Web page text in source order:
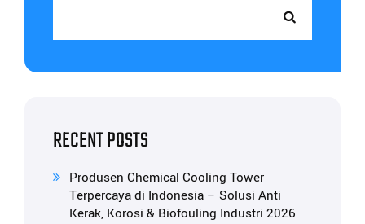
RECENT POSTS
Produsen Chemical Cooling Tower
Terpercaya di Indonesia – Solusi Anti
Kerak, Korosi & Biofouling Industri 2026